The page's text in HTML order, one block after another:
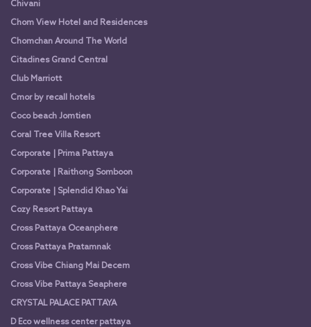
Chivani
Chom View Hotel and Residences
Chomchan Around The World
Citadines Grand Central
Club Marriott
Cmor by recall hotels
Coco beach Jomtien
Coral Tree Villa Resort
Corporate | Prima Pattaya
Corporate | Raithong Somboon
Corporate | Splendid Khao Yai
Cozy Resort Pattaya
Cross Pattaya Oceanphere
Cross Pattaya Pratamnak
Cross Vibe Chiang Mai Decem
Cross Vibe Pattaya Seaphere
CRYSTAL PALACE PATTAYA
D Eco wellness center pattaya